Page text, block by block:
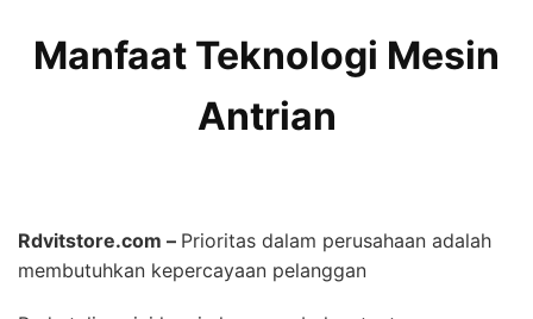
Manfaat Teknologi Mesin
Antrian
Rdvitstore.com – Prioritas dalam perusahaan adalah
membutuhkan kepercayaan pelanggan